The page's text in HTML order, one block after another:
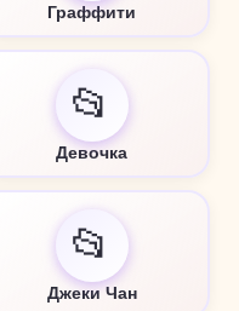
Граффити
📂
Девочка
📂
Джеки Чан